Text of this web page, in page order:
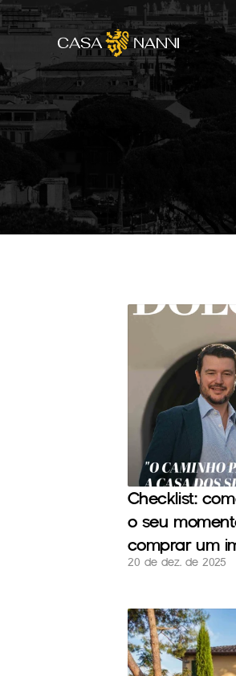
Checklist:
o seu
comprar um
20 de dez. de 2025